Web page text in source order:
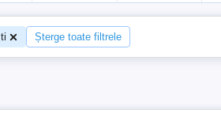
Șterge toate filtrele